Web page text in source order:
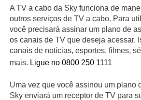
A TV a cabo da Sky funciona de
outros serviços de TV a cabo. Para
você precisará assinar um plano de
os canais de TV que deseja acessar.
canais de notícias, esportes, filmes,
mais. Ligue no 0800 250 1111
Uma vez que você assinou um plano
Sky enviará um receptor de TV para